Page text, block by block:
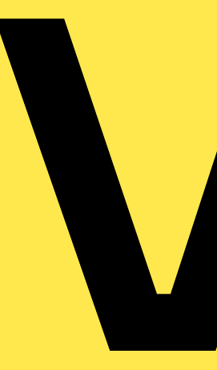
mit innovativer
sichere und intuitive Handhabung.
GN BX
in den Warenkorb legen, um